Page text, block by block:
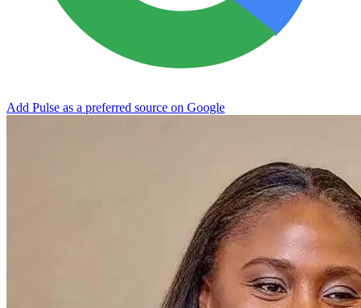
Add Pulse as a preferred source on Google